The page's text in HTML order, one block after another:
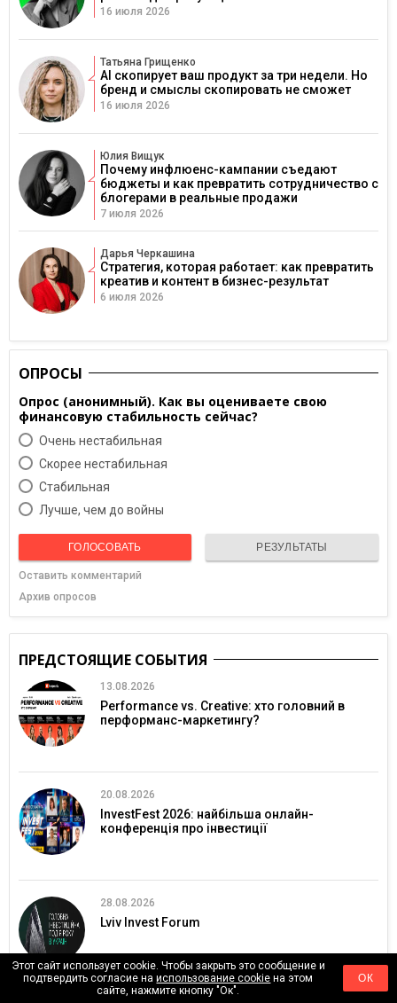
16 июля 2026
Татьяна Грищенко
AI скопирует ваш продукт за три недели. Но
бренд и смыслы скопировать не сможет
16 июля 2026
Юлия Вищук
Почему инфлюенс-кампании съедают
бюджеты и как превратить сотрудничество с
блогерами в реальные продажи
7 июля 2026
Дарья Черкашина
Стратегия, которая работает: как превратить
креатив и контент в бизнес-результат
6 июля 2026
ОПРОСЫ
Опрос (анонимный). Как вы оцениваете свою
финансовую стабильность сейчас?
Очень нестабильная
Скорее нестабильная
Cтабильная
Лучше, чем до войны
ГОЛОСОВАТЬ РЕЗУЛЬТАТЫ
Оставить комментарий
Архив опросов
ПРЕДСТОЯЩИЕ СОБЫТИЯ
13.08.2026
Performance vs. Creative: хто головний в
перформанс-маркетингу?
20.08.2026
InvestFest 2026: найбільша онлайн-
конференція про інвестиції
28.08.2026
Lviv Invest Forum
Этот сайт использует cookie. Чтобы закрыть это сообщение и
подтвердить согласие наиспользование cookie на этом
сайте, нажмите кнопку "Ок".
ОК